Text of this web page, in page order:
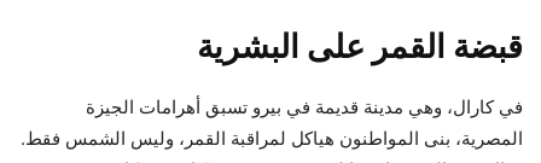
قبضة القمر على البشرية
في كارال، وهي مدينة قديمة في بيرو تسبق أهرامات الجيزة
المصرية، بنى المواطنون هياكل لمراقبة القمر، وليس الشمس فقط.